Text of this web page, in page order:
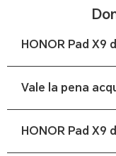
HONOR Pad X9
gli utenti possono
Vale la pena
coloro che cercano un
HONOR Pad X9